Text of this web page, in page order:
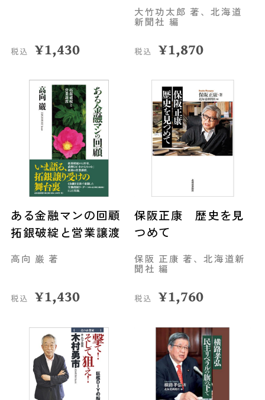
税込 ¥1,430
大竹功太郎 著、北海道
新聞社 編
税込 ¥1,870
ある金融マンの回顧
拓銀破綻と営業譲渡
高向 巌 著
税込 ¥1,430
保阪正康 歴史を見
つめて
保阪 正康 著、北海道新
聞社 編
税込 ¥1,760